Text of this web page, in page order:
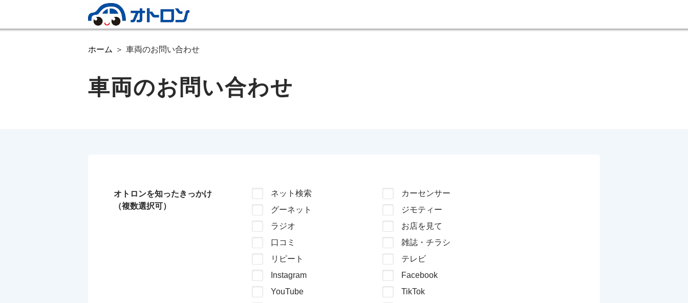
ホーム 車両のお問い合わせ
車両のお問い合わせ
オトロンを知ったきっかけ
（複数選択可）
ネット検索
カーセンサー
グーネット
ジモティー
ラジオ
お店を見て
口コミ
雑誌・チラシ
リピート
テレビ
Instagram
Facebook
YouTube
TikTok